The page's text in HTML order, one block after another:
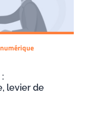
levier de